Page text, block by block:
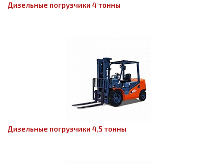
Дизельные погрузчики 4 тонны
Дизельные погрузчики 4,5 тонны